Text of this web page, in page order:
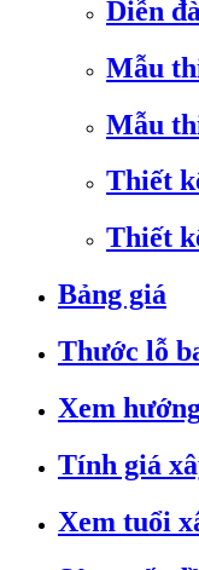
Diễn
Mẫu
Mẫu
Thiết
Thiết
Bảng giá
Thước lỗ
Xem
Tính giá
Xem tuổi